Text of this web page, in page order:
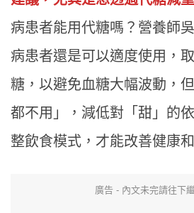
病患者能用代糖嗎？營養師
病患者還是可以適度使用，
糖，以避免血糖大幅波動，
都不用」，減低對「甜」的
整飲食模式，才能改善健康
廣告 - 內文未完請往下